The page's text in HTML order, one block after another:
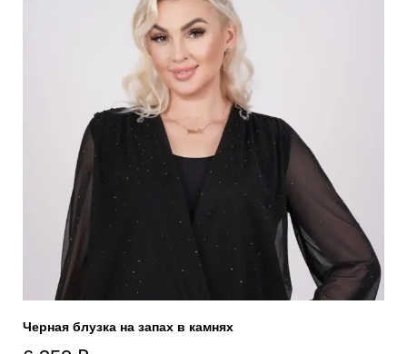
Черная блузка на запах в камнях